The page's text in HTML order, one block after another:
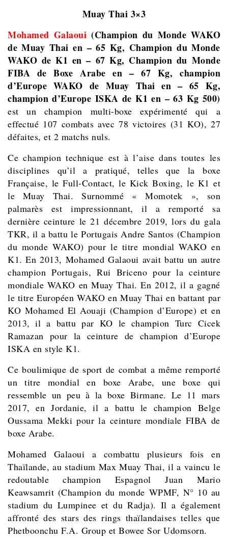
Muay Thai 3×3
Mohamed Galaoui (Champion du Monde WAKO
de Muay Thai en – 65 Kg, Champion du Monde
WAKO de K1 en – 67 Kg, Champion du Monde
FIBA de Boxe Arabe en – 67 Kg, champion
d’Europe WAKO de Muay Thai en – 65 Kg,
champion d’Europe ISKA de K1 en – 63 Kg 500)
est un champion multi-boxe expérimenté qui a
effectué 107 combats avec 78 victoires (31 KO), 27
défaites, et 2 matchs nuls.
Ce champion technique est à l’aise dans toutes les
disciplines qu’il a pratiqué, telles que la boxe
Française, le Full-Contact, le Kick Boxing, le K1 et
le Muay Thai. Surnommé « Momotek », son
palmarès est impressionnant, il a remporté sa
dernière ceinture le 21 décembre 2019, lors du gala
TKR, il a battu le Portugais Andre Santos (Champion
du monde WAKO) pour le titre mondial WAKO en
K1. En 2013, Mohamed Galaoui avait battu un autre
champion Portugais, Rui Briceno pour la ceinture
mondiale WAKO en Muay Thai. En 2012, il a gagné
le titre Européen WAKO en Muay Thai en battant par
KO Mohamed El Aouaji (Champion d’Europe) et en
2013, il a battu par KO le champion Turc Cicek
Ramazan pour la ceinture de champion d’Europe
ISKA en style K1.
Ce boulimique de sport de combat a même remporté
un titre mondial en boxe Arabe, une boxe qui
ressemble un peu à la boxe Birmane. Le 11 mars
2017, en Jordanie, il a battu le champion Belge
Oussama Mekki pour la ceinture mondiale FIBA de
boxe Arabe.
Mohamed Galaoui a combattu plusieurs fois en
Thaïlande, au stadium Max Muay Thai, il a vaincu le
redoutable champion Espagnol Juan Mario
Keawsamrit (Champion du monde WPMF, N° 10 au
stadium du Lumpinee et du Radja). Il a également
affronté des stars des rings thaïlandaises telles que
Phetboonchu F.A. Group et Bowee Sor Udomsorn.